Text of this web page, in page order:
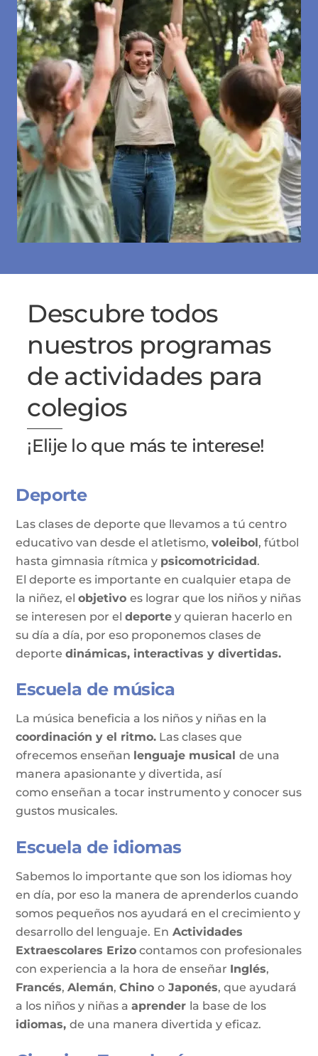
Descubre todos
nuestros programas
de actividades para
colegios
¡Elije lo que más te interese!
Deporte
Las clases de deporte que llevamos a tú centro
educativo van desde el atletismo,voleibol, fútbol
hasta gimnasia rítmica y psicomotricidad.
El deporte es importante en cualquier etapa de
la niñez, elobjetivoes lograr que los niños y niñas
se interesen por eldeporte y quieran hacerlo en
su día a día, por eso proponemos clases de
deportedinámicas, interactivas y divertidas.
Escuela de música
La música beneficia a los niños y niñas en la
coordinación y el ritmo. Las clases que
ofrecemos enseñan lenguaje musicalde una
manera apasionante y divertida, así
como enseñan a tocar instrumento y conocer sus
gustos musicales.
Escuela de idiomas
Sabemos lo importante que son los idiomas hoy
en día, por eso la manera de aprenderlos cuando
somos pequeños nos ayudará en el crecimiento y
desarrollo del lenguaje. En Actividades
Extraescolares Erizo contamos con profesionales
con experiencia a la hora de enseñar Inglés,
Francés,Alemán,Chinoo Japonés, que ayudará
a los niños y niñas aaprender la base de los
idiomas,de una manera divertida y eficaz.